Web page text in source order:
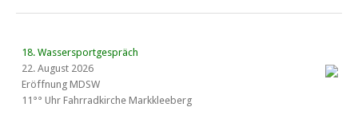
18. Wassersportgespräch
22. August 2026
Eröffnung MDSW
11°° Uhr Fahrrad­kirche Markkleeberg